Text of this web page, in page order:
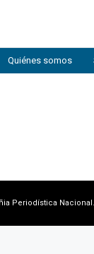
Quiénes somos
Periodística